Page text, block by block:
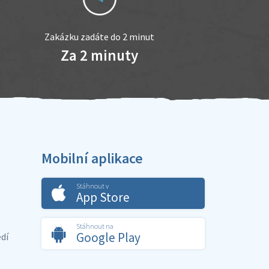
Zakázku zadáte do 2 minut
Za 2 minuty
Mobilní aplikace
Stáhnout v
App Store
Stáhnout na
Google Play